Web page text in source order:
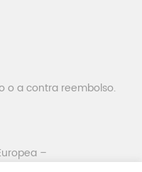
o a contra reembolso.
–